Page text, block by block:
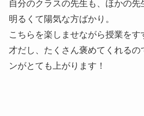
自分のクラスの先生も、ほかの先
明るくて陽気な方ばかり。
こちらを楽しませながら授業をす
才だし、たくさん褒めてくれるの
ンがとても上がります！